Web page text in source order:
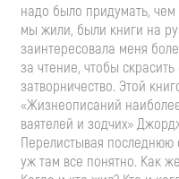
надо было придумать,
мы жили, были книги на
заинтересовала меня
за чтение, чтобы
затворничество. Этой
«Жизнеописаний
ваятелей и зодчих»
Перелистывая последнюю
уж там все понятно. Как